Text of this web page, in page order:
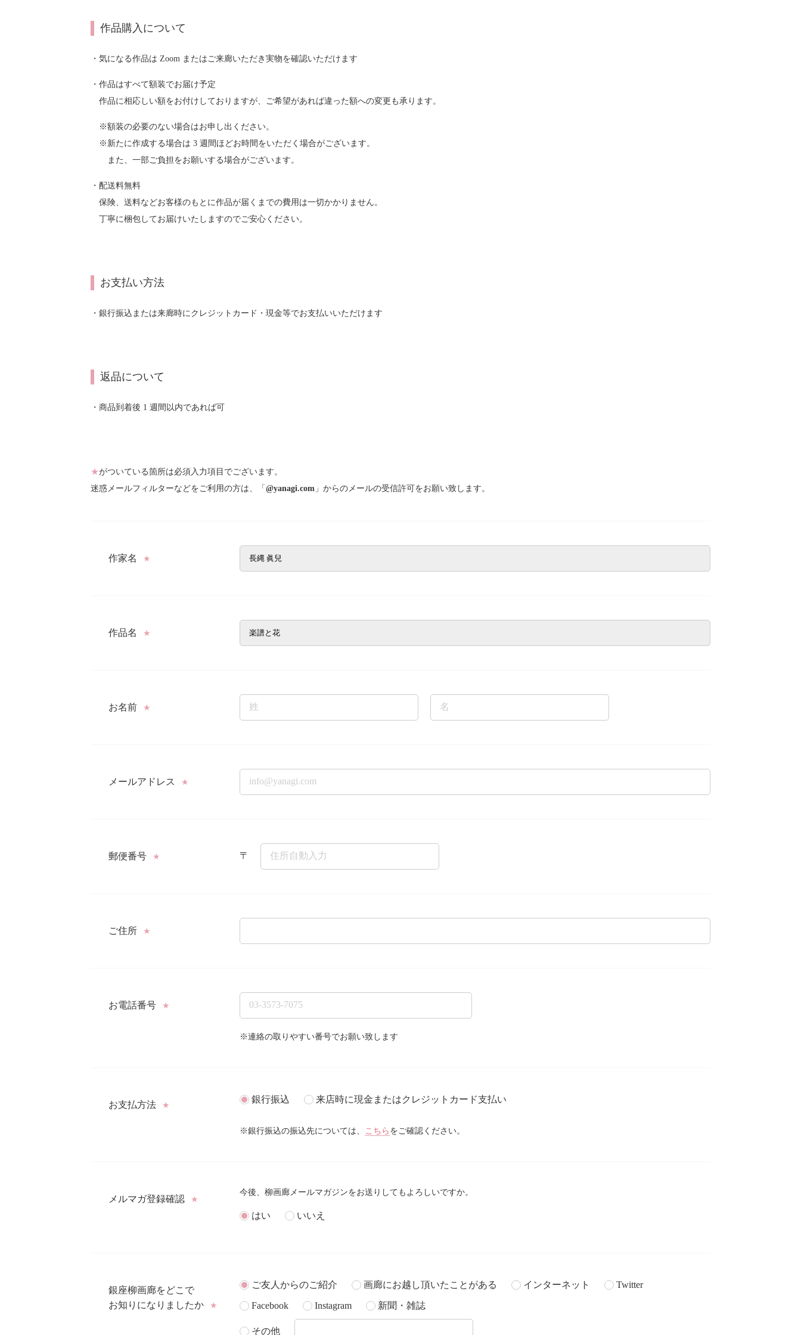
作品購入について
・気になる作品は Zoom またはご来廊いただき実物を確認いただけます
・作品はすべて額装でお届け予定
作品に相応しい額をお付けしておりますが、ご希望があれば違った額への変更も承ります。
※額装の必要のない場合はお申し出ください。
※新たに作成する場合は 3 週間ほどお時間をいただく場合がございます。
また、一部ご負担をお願いする場合がございます。
・配送料無料
保険、送料などお客様のもとに作品が届くまでの費用は一切かかりません。
丁寧に梱包してお届けいたしますのでご安心ください。
お支払い方法
・銀行振込または来廊時にクレジットカード・現金等でお支払いいただけます
返品について
・商品到着後 1 週間以内であれば可
★がついている箇所は必須入力項目でございます。
迷惑メールフィルターなどをご利用の方は、「 @yanagi.com 」からのメールの受信許可をお願い致します。
作家名 ★
作品名 ★
お名前 ★
メールアドレス ★
郵便番号 ★ 〒
ご住所 ★
お電話番号 ★
※連絡の取りやすい番号でお願い致します
お支払方法 ★
銀行振込 来店時に現金またはクレジットカード支払い
※銀行振込の振込先については、 こちら をご確認ください。
メルマガ登録確認 ★
今後、柳画廊メールマガジンをお送りしてもよろしいですか。
はい いいえ
銀座柳画廊をどこで
お知りになりましたか
★
ご友人からのご紹介 画廊にお越し頂いたことがある インターネット Twitter
Facebook Instagram 新聞・雑誌
その他